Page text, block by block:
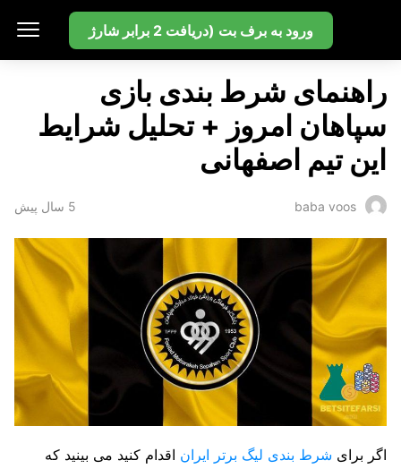
ورود به برف بت (دریافت 2 برابر شارژ
راهنمای شرط بندی بازی
سپاهان امروز + تحلیل شرایط
این تیم اصفهانی
baba voos 5 سال پیش
اگر برای شرط بندی لیگ برتر ایران اقدام کنید می بینید که